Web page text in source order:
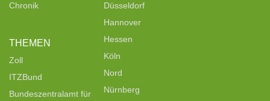
Chronik
THEMEN
Zoll
ITZBund
Bundeszentralamt für
Düsseldorf
Hannover
Hessen
Köln
Nord
Nürnberg